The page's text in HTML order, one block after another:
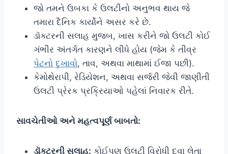
જો તમને ઉબકા કે ઉલટીનો અનુભવ થાય જે
તમારા દૈનિક કાર્યોને અસર કરે છે.
ડૉક્ટરની સલાહ મુજબ, ખાસ કરીને જો ઉલટી કોઈ
ગંભીર અંતર્ગત કારણને લીધે હોય (જેમ કે તીવ્ર
પેટનો દુખાવો, તાવ, અથવા માથામાં ઈજા પછી).
કેમોથેરાપી, રેડિયેશન, અથવા સર્જરી જેવી જાણીતી
ઉલટી પ્રેરક પ્રક્રિયાઓ પહેલાં નિવારક રીતે.
સાવચેતીઓ અને મહત્વપૂર્ણ બાબતો:
ડૉક્ટરની સલાહ: કોઈપણ ઉલટી વિરોધી દવા લેતા